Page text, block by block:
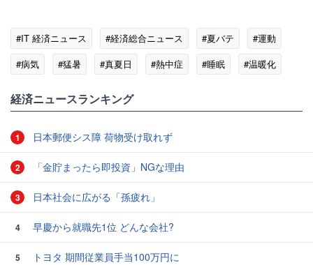
#IT 経済ニュース #経済総合ニュース #夏バテ
#運動
#病気
#猛暑 #真夏日 #熱中症 #睡眠 #温暖化
経済ニュースランキング
1 日本郵便シス障 荷物受け取れず
2 「金貯まったら即投資」NGな理由
3 日本社会に広がる「孫疲れ」
4 早慶から就職先1位 どんな会社?
5
トヨタ 期間従業員手当100万円に